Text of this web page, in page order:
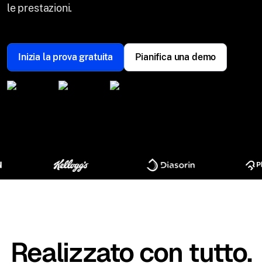
le prestazioni.
Inizia la prova gratuita Pianifica una demo
Realizzato con tutto.